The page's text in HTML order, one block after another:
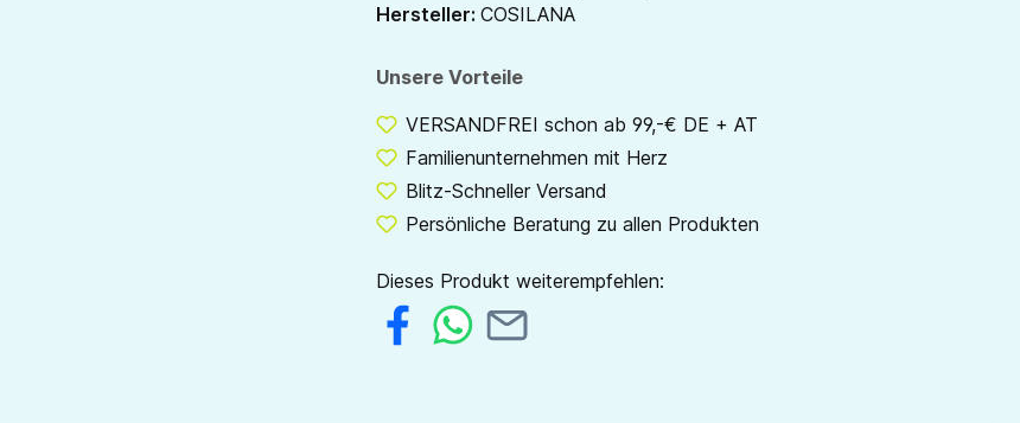
Hersteller: COSILANA
Unsere Vorteile
VERSANDFREI schon ab 99,-€ DE + AT
Familienunternehmen mit Herz
Blitz-Schneller Versand
Persönliche Beratung zu allen Produkten
Dieses Produkt weiterempfehlen: